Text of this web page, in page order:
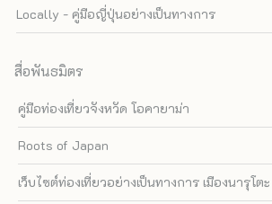
Locally - คู่มือญี่ปุ่นอย่างเป็นทางการ
สื่อพันธมิตร
คู่มือท่องเที่ยวจังหวัด โอคายาม่า
Roots of Japan
เว็บไซต์ท่องเที่ยวอย่างเป็นทางการ เมืองนารุโตะ